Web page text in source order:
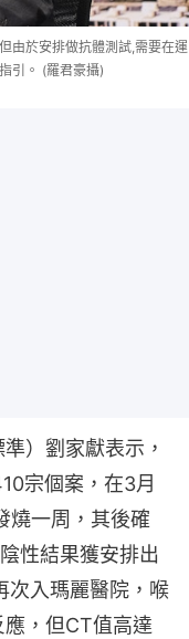
由於安排做抗體測試,需要在運
引。 (羅君豪攝)
）劉家獻表示，
宗個案，在3月
燒一周，其後確
性結果獲安排出
次入瑪麗醫院，喉
，但CT值高達